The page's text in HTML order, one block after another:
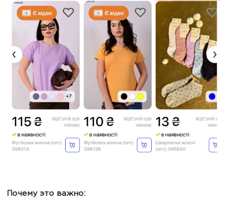
Почему это важно: